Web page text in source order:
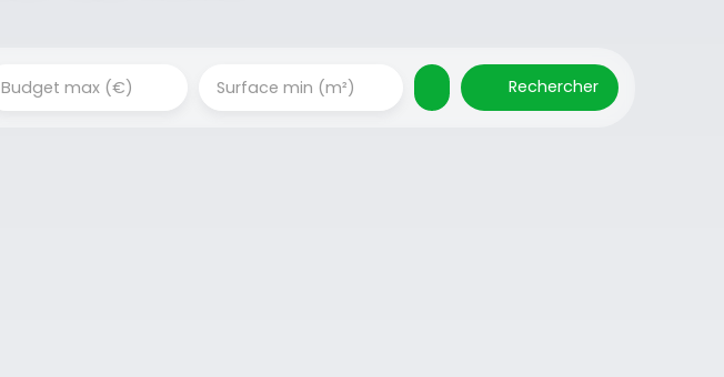
Budget max (€) Surface min (m²) Rechercher